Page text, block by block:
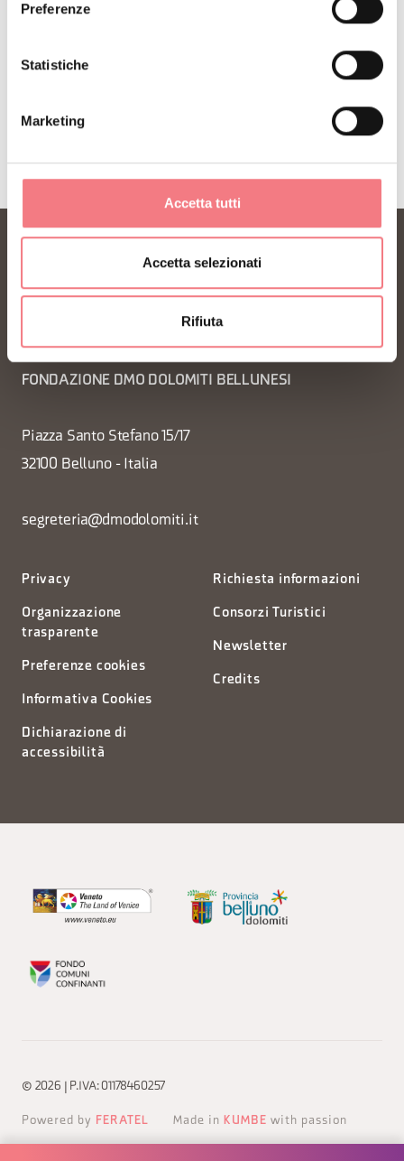
Preferenze
Statistiche
Marketing
Accetta tutti
Accetta selezionati
Rifiuta
FONDAZIONE DMO DOLOMITI BELLUNESI
Piazza Santo Stefano 15/17
32100 Belluno - Italia
segreteria@dmodolomiti.it
Privacy
Organizzazione
trasparente
Preferenze cookies
Informativa Cookies
Dichiarazione di
accessibilità
Richiesta informazioni
Consorzi Turistici
Newsletter
Credits
© 2026 | P.IVA: 01178460257
Powered by FERATEL Made in KUMBE with passion